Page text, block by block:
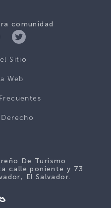
comunidad
Sitio
Web
De Turismo
calle poniente y 73
El Salvador.